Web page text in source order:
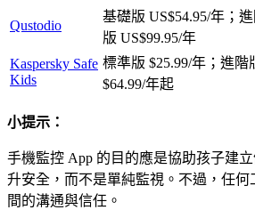
Qustodio
基礎版 US$54.95/年；
版 US$99.95/年
Kaspersky Safe
Kids
標準版 $25.99/年；進階
$64.99/年起
小提示：
手機監控 App 的目的應是協助孩子建
升安全，而不是單純監視。不過，任何
間的溝通與信任。